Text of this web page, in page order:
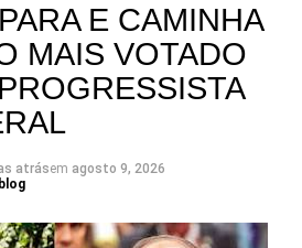
E CAMINHA
MAIS VOTADO
atrásem agosto 9, 2026